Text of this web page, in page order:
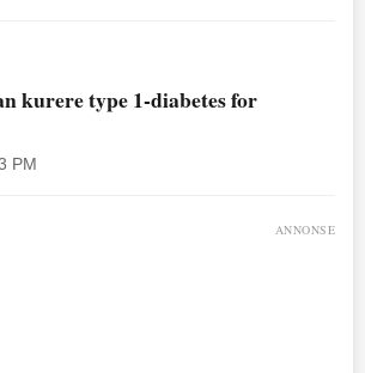
kurere type 1-diabetes for
PM
ANNONSE